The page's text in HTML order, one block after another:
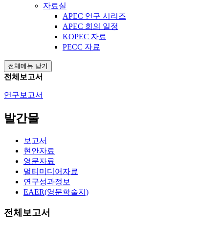
자료실
APEC 연구 시리즈
APEC 회의 일정
KOPEC 자료
PECC 자료
전체메뉴 닫기
전체보고서
연구보고서
발간물
보고서
현안자료
영문자료
멀티미디어자료
연구성과정보
EAER(영문학술지)
전체보고서